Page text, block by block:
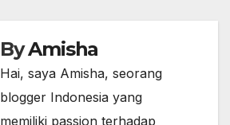
ByAmisha
Hai, saya Amisha, seorang
blogger Indonesia yang
memiliki passion terhadap